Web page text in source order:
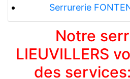
Serrurerie
Notre
LIEUVILLERS
des